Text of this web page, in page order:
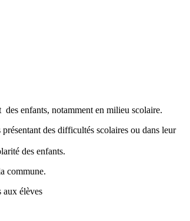
enfants, notamment en milieu scolaire.
des difficultés scolaires ou dans leur
des enfants.
commune.
élèves